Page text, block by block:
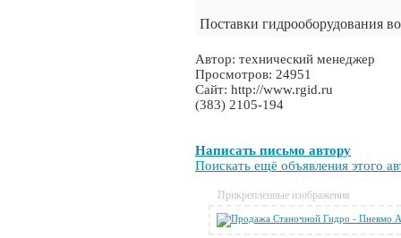
Поставки гидрооборудования
Автор: технический менеджер
Просмотров: 24951
Сайт: http://www.rgid.ru
(383) 2105-194
Написать письмо автору
Поискать ещё объявления этого
Прикрепленные изображения